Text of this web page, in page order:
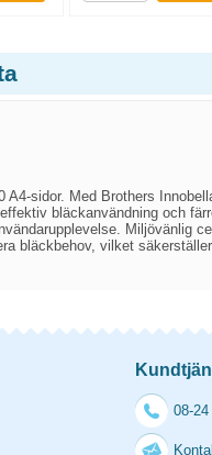
sidor. Med Brothers
bläckanvändning och
Miljövänlig
bläckbehov, vilket säkerställer
08-